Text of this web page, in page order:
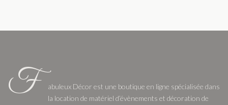
F
abuleux Décor est une boutique en ligne spécialisée dans
la location de matériel d’évènements et décoration de